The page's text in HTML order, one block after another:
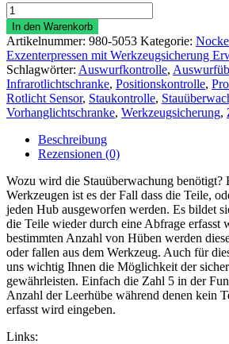
Elektronische
Werkzeugsicherung
mit
Nockenschaltwerk
WZS-
NSW1020-
ERW-
Stau
Menge
In den Warenkorb
Artikelnummer: 980-5053 Kategorie:
Exzenterpressen mit Werkzeugsicherung
Schlagwörter: Auswurfkontrolle,
Infrarotlichtschranke, Positionskontrolle,
Rotlicht Sensor, Staukontrolle,
Vorhanglichtschranke, Werkzeugsicherung,
Beschreibung
Rezensionen (0)
Wozu wird die Stauüberwachung benötigt?
Werkzeugen ist es der Fall dass die Teile,
jeden Hub ausgeworfen werden. Es bildet
die Teile wieder durch eine Abfrage erfasst
bestimmten Anzahl von Hüben werden
oder fallen aus dem Werkzeug. Auch für
uns wichtig Ihnen die Möglichkeit der
gewährleisten. Einfach die Zahl 5 in der
Anzahl der Leerhübe während denen kein
erfasst wird eingeben.
Links: